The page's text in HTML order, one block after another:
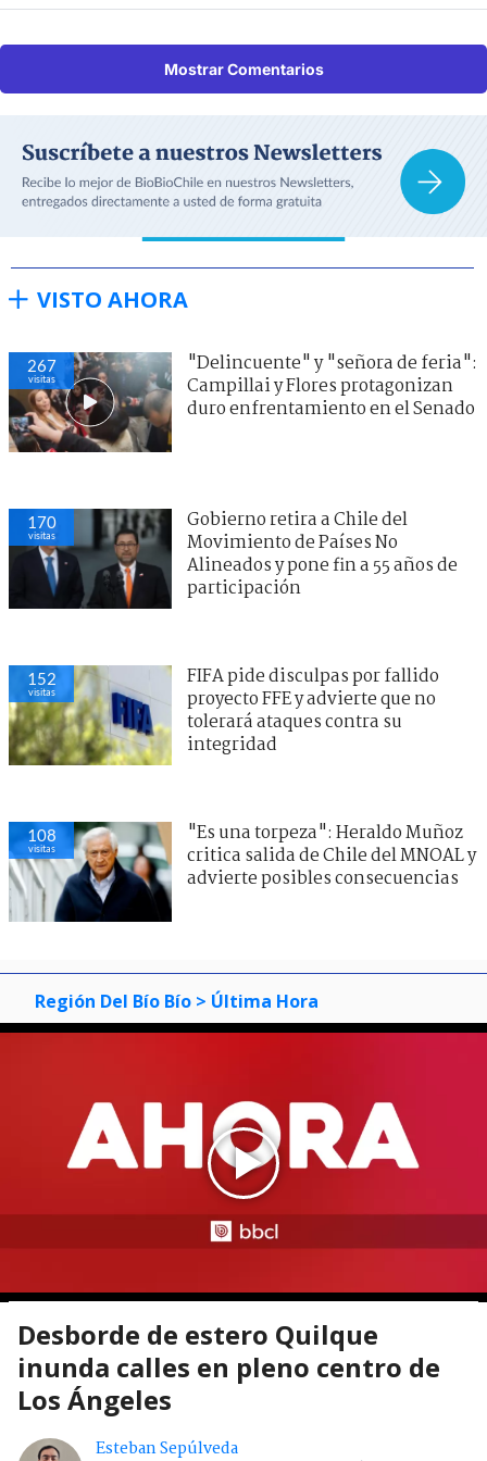
Mostrar Comentarios
VISTO AHORA
267
visitas
"Delincuente" y "señora de feria":
Campillai y Flores protagonizan
duro enfrentamiento en el Senado
170
visitas
Gobierno retira a Chile del
Movimiento de Países No
Alineados y pone fin a 55 años de
participación
152
visitas
FIFA pide disculpas por fallido
proyecto FFE y advierte que no
tolerará ataques contra su
integridad
108
visitas
"Es una torpeza": Heraldo Muñoz
critica salida de Chile del MNOAL y
advierte posibles consecuencias
Región Del Bío Bío > Última Hora
Desborde de estero Quilque
inunda calles en pleno centro de
Los Ángeles
Esteban Sepúlveda